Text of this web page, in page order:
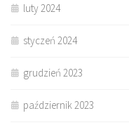
luty 2024
styczeń 2024
grudzień 2023
październik 2023